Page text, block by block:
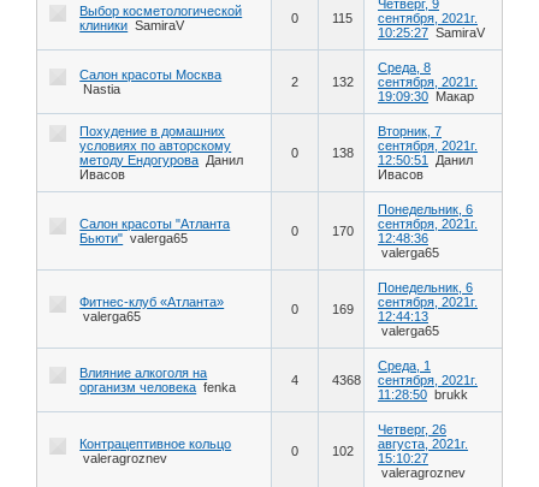
Выбор косметологической
клиники SamiraV 0 115
Четверг, 9
сентября, 2021г.
10:25:27 SamiraV
Салон красоты Москва
Nastia
2 132
Среда, 8
сентября, 2021г.
19:09:30 Макар
Похудение в домашних
условиях по авторскому
методу Ендогурова Данил
Ивасов
0 138
Вторник, 7
сентября, 2021г.
12:50:51
Данил
Ивасов
Салон красоты "Атланта
Бьюти" valerga65 0 170
Понедельник, 6
сентября, 2021г.
12:48:36
valerga65
Фитнес-клуб «Атланта»
valerga65
0 169
Понедельник, 6
сентября, 2021г.
12:44:13
valerga65
Влияние алкоголя на
организм человека fenka 4 4368
Среда, 1
сентября, 2021г.
11:28:50 brukk
Контрацептивное кольцо
valeragroznev
0 102
Четверг, 26
августа, 2021г.
15:10:27
valeragroznev